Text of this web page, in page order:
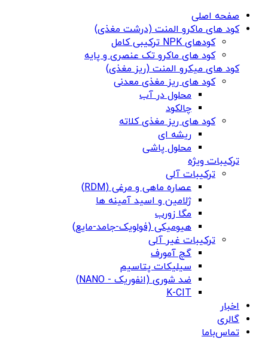
صفحه اصلی
کود های ماکرو المنت (درشت مغذی)
کودهای NPK ترکیبی کامل
کود های ماکرو تک عنصری و پایه
کود های میکرو المنت (ریز مغذی)
کود های ریز مغذی معدنی
محلول در آب
چالکود
کود های ریز مغذی کلاته
ریشه ای
محلول پاشی
ترکیبات ویژه
ترکیبات آلی
عصاره ماهی و مرغی (RDM)
ژلامین و اسید آمینه ها
مگا زورب
هیومیکی (فولویک-جامد-مایع)
ترکیبات غیر آلی
گچ آمورف
سیلیکات پتاسیم
ضد شوری (انفوریک - NANO)
K-CIT
اخبار
گالری
تماس‌باما